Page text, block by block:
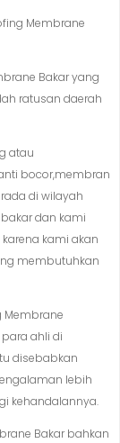
Membrane
Bakar yang
ratusan daerah
atau
bocor,membran
di wilayah
dan kami
kami akan
membutuhkan
Membrane
ahli di
disebabkan
lebih
kehandalannya.
Bakar bahkan